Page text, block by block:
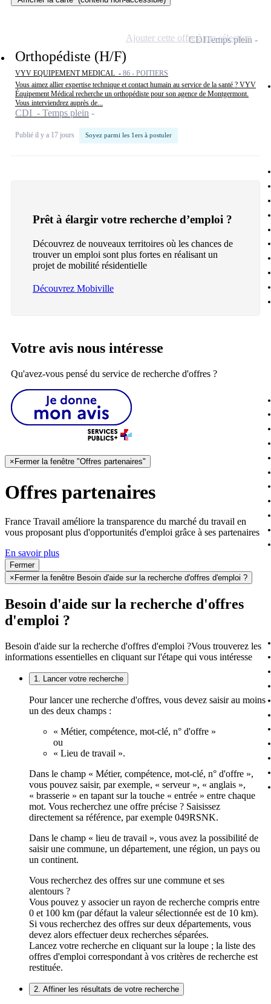
Orthopédiste (H/F)
VYV EQUIPEMENT MEDICAL - 86 - POITIERS
Vous aimez allier expertise technique et contact humain au service de la santé ? VYV
Équipement Médical recherche un orthopédiste pour son agence de Montgermont.
Vous interviendrez auprès de...
CDI - Temps plein
Publié il y a 17 jours Soyez parmi les 1ers à postuler
CDITemps plein
Ajouter cette offre à ma sélection
Prêt à élargir votre recherche d’emploi ?
Découvrez de nouveaux territoires où les chances de
trouver un emploi sont plus fortes en réalisant un
projet de mobilité résidentielle
Découvrez Mobiville
Votre avis nous intéresse
Qu'avez-vous pensé du service de recherche d'offres ?
× Fermer la fenêtre "Offres partenaires"
Offres partenaires
France Travail améliore la transparence du marché du travail en
vous proposant plus d'opportunités d'emploi grâce à ses partenaires
En savoir plus
Fermer
× Fermer la fenêtre Besoin d'aide sur la recherche d'offres d'emploi ?
Besoin d'aide sur la recherche d'offres
d'emploi ?
Besoin d'aide sur la recherche d'offres d'emploi ?Vous trouverez les
informations essentielles en cliquant sur l'étape qui vous intéresse
1. Lancer votre recherche
Pour lancer une recherche d'offres, vous devez saisir au moins
un des deux champs :
« Métier, compétence, mot-clé, n° d'offre »
ou
« Lieu de travail ».
Dans le champ « Métier, compétence, mot-clé, n° d'offre »,
vous pouvez saisir, par exemple, « serveur », « anglais »,
« brasserie » en tapant sur la touche « entrée » entre chaque
mot. Vous recherchez une offre précise ? Saisissez
directement sa référence, par exemple 049RSNK.
Dans le champ « lieu de travail », vous avez la possibilité de
saisir une commune, un département, une région, un pays ou
un continent.
Vous recherchez des offres sur une commune et ses
alentours ?
Vous pouvez y associer un rayon de recherche compris entre
0 et 100 km (par défaut la valeur sélectionnée est de 10 km).
Si vous recherchez des offres sur deux départements, vous
devez alors effectuer deux recherches séparées.
Lancez votre recherche en cliquant sur la loupe ; la liste des
offres d'emploi correspondant à vos critères de recherche est
restituée.
2. Affiner les résultats de votre recherche